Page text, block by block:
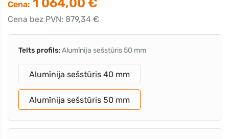
Cena: 1 064,00 €
Cena bez PVN: 879,34 €
Telts profils: Alumīnija sešstūris 50 mm
Alumīnija sešstūris 40 mm
Alumīnija sešstūris 50 mm